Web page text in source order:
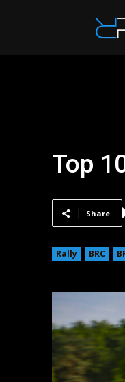
Top
Share
Rally BRC